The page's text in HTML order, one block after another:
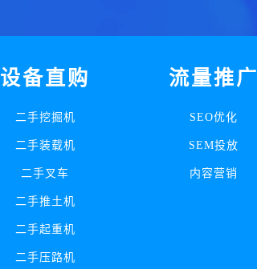
设备直购
二手挖掘机
二手装载机
二手叉车
二手推土机
二手起重机
二手压路机
流量推广
SEO优化
SEM投放
内容营销